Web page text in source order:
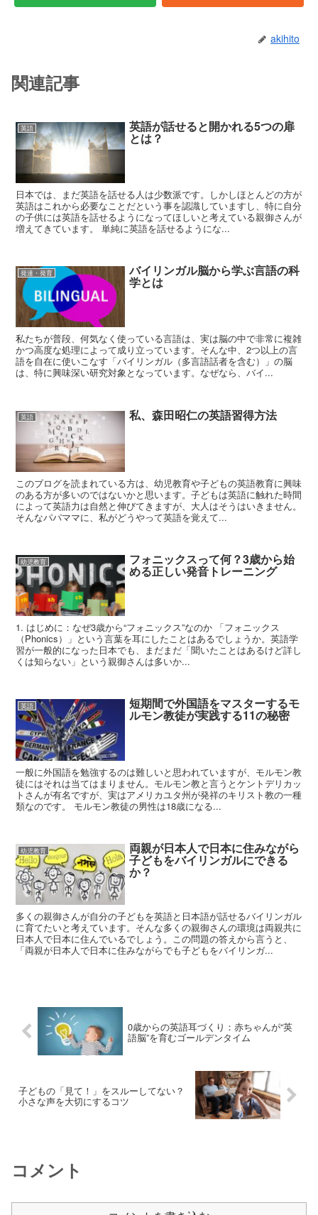
akihito
関連記事
英語 英語が話せると開かれる5つの扉
とは？
日本では、まだ英語を話せる人は少数派です。しかしほとんどの方が
英語はこれから必要なことだという事を認識していますし、特に自分
の子供には英語を話せるようになってほしいと考えている親御さんが
増えてきています。 単純に英語を話せるようにな...
発達・発育 バイリンガル脳から学ぶ言語の科
学とは
私たちが普段、何気なく使っている言語は、実は脳の中で非常に複雑
かつ高度な処理によって成り立っています。そんな中、2つ以上の言
語を自在に使いこなす「バイリンガル（多言語話者を含む）」の脳
は、特に興味深い研究対象となっています。なぜなら、バイ...
英語 私、森田昭仁の英語習得方法
このブログを読まれている方は、幼児教育や子どもの英語教育に興味
のある方が多いのではないかと思います。子どもは英語に触れた時間
によって英語力は自然と伸びてきますが、大人はそうはいきません。
そんなパパママに、私がどうやって英語を覚えて...
幼児教育 フォニックスって何？3歳から始
める正しい発音トレーニング
1. はじめに：なぜ3歳から“フォニックス”なのか 「フォニックス
（Phonics）」という言葉を耳にしたことはあるでしょうか。英語学
習が一般的になった日本でも、まだまだ「聞いたことはあるけど詳し
くは知らない」という親御さんは多いか...
英語 短期間で外国語をマスターするモ
ルモン教徒が実践する11の秘密
一般に外国語を勉強するのは難しいと思われていますが、モルモン教
徒にはそれは当てはまりません。モルモン教と言うとケントデリカッ
トさんが有名ですが、実はアメリカユタ州が発祥のキリスト教の一種
類なのです。 モルモン教徒の男性は18歳になる...
幼児教育 両親が日本人で日本に住みながら
子どもをバイリンガルにできる
か？
多くの親御さんが自分の子どもを英語と日本語が話せるバイリンガル
に育てたいと考えています。そんな多くの親御さんの環境は両親共に
日本人で日本に住んでいるでしょう。この問題の答えから言うと、
「両親が日本人で日本に住みながらでも子どもをバイリンガ...
0歳からの英語耳づくり：赤ちゃんが“英
語脳”を育むゴールデンタイム
子どもの「見て！」をスルーしてない？
小さな声を大切にするコツ
コメント